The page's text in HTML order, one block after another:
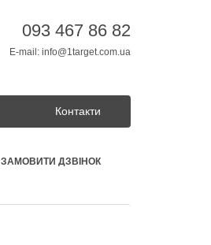
093 467 86 82
E-mail: info@1target.com.ua
Контакти
ЗАМОВИТИ ДЗВІНОК